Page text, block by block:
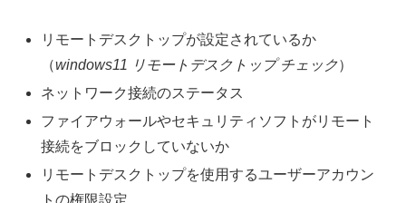
リモートデスクトップが設定されているか
（windows11 リモートデスクトップ チェック）
ネットワーク接続のステータス
ファイアウォールやセキュリティソフトがリモート
接続をブロックしていないか
リモートデスクトップを使用するユーザーアカウン